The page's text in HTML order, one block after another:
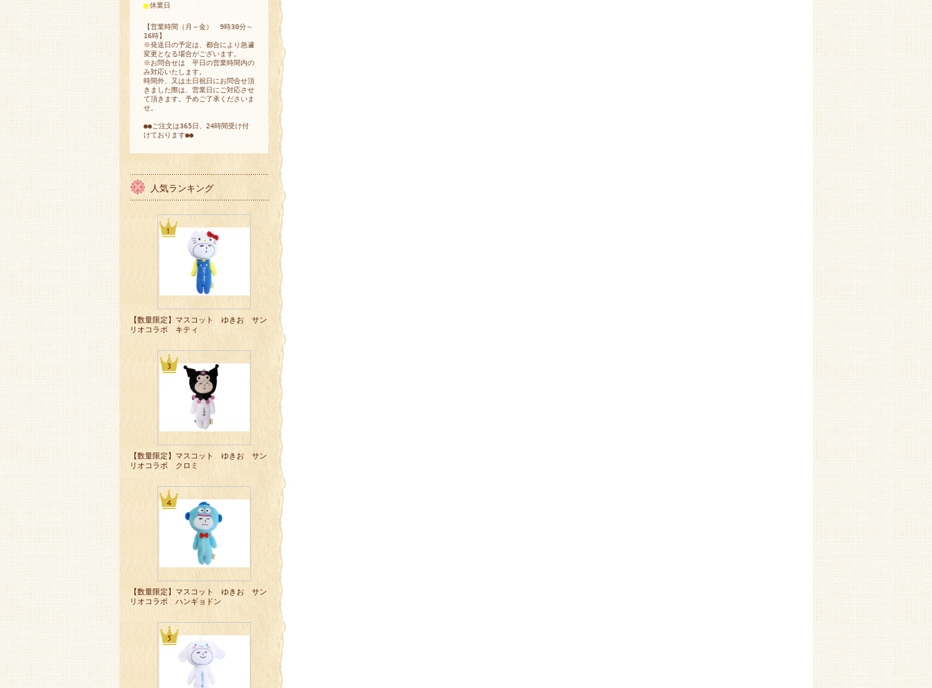
■休業日
【営業時間（月～金） 9時30分～
16時】
※発送日の予定は、都合により急遽
変更となる場合がございます。
※お問合せは 平日の営業時間内の
み対応いたします。
時間外、又は土日祝日にお問合せ頂
きました際は、営業日にご対応させ
て頂きます。予めご了承くださいま
せ。
●●ご注文は365日、24時間受け付
けております●●
人気ランキング
【数量限定】マスコット ゆきお サン
リオコラボ キティ
【数量限定】マスコット ゆきお サン
リオコラボ クロミ
【数量限定】マスコット ゆきお サン
リオコラボ ハンギョドン